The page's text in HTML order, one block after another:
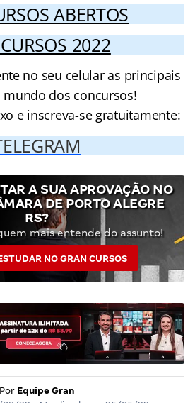
ABERTOS
2022
no seu celular as principais
dos concursos!
e inscreva-se gratuitamente:
A SUA APROVAÇÃO NO
DE PORTO ALEGRE
RS?
mais entende do assunto!
NO GRAN CURSOS
Por Equipe Gran